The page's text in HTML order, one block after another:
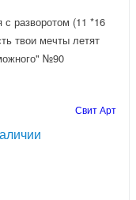
с разворотом (11 *16
твои мечты летят
№90
Свит Арт